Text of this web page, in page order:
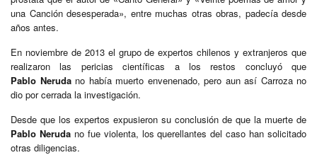
una Canción desesperada», entre muchas otras obras, padecía desde
años antes.
En noviembre de 2013 el grupo de expertos chilenos y extranjeros que
realizaron las pericias científicas a los restos concluyó que
Pablo Nerudano había muerto envenenado, pero aun así Carroza no
dio por cerrada la investigación.
Desde que los expertos expusieron su conclusión de que la muerte de
Pablo Nerudano fue violenta, los querellantes del caso han solicitado
otras diligencias.